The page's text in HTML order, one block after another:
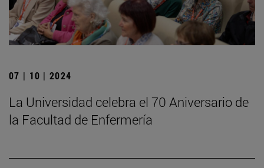
07 | 10 | 2024
La Universidad celebra el 70 Aniversario de
la Facultad de Enfermería